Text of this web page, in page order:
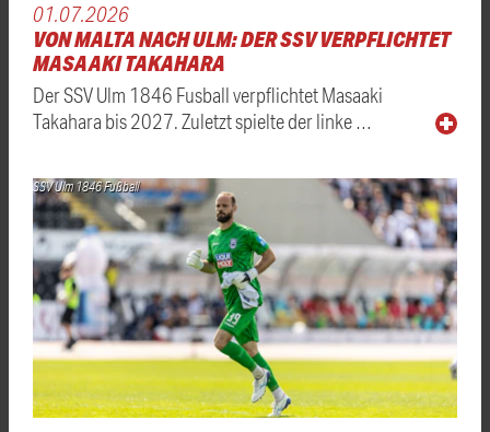
01.07.2026
VON MALTA NACH ULM: DER SSV VERPFLICHTET
MASAAKI TAKAHARA
Der SSV Ulm 1846 Fusball verpflichtet Masaaki
Takahara bis 2027. Zuletzt spielte der linke …
SSV Ulm 1846 Fußball